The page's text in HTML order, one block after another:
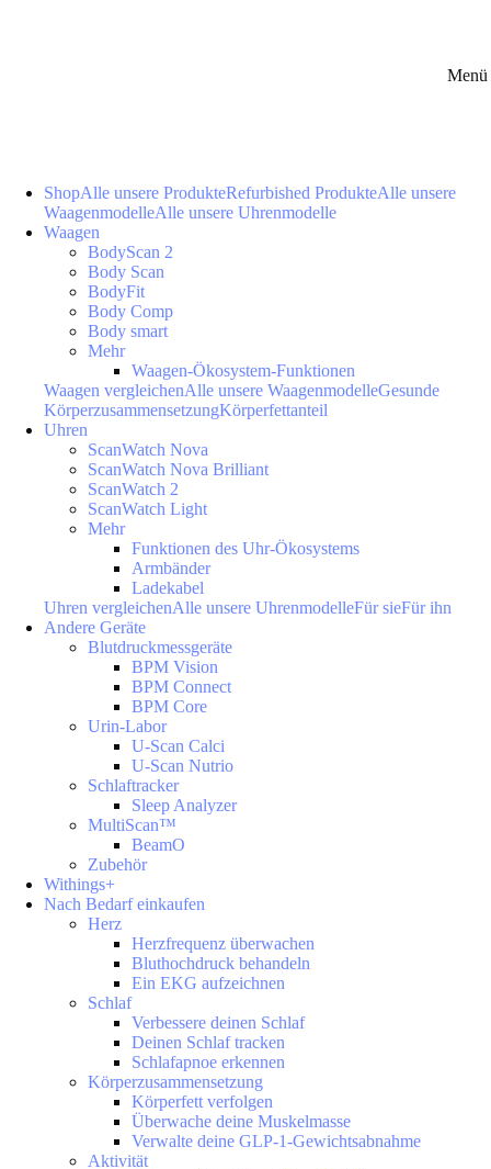
Menü
ShopAlle unsere ProdukteRefurbished ProdukteAlle unsere
WaagenmodelleAlle unsere Uhrenmodelle
Waagen
BodyScan 2
Body Scan
BodyFit
Body Comp
Body smart
Mehr
Waagen-Ökosystem-Funktionen
Waagen vergleichenAlle unsere WaagenmodelleGesunde
KörperzusammensetzungKörperfettanteil
Uhren
ScanWatch Nova
ScanWatch Nova Brilliant
ScanWatch 2
ScanWatch Light
Mehr
Funktionen des Uhr-Ökosystems
Armbänder
Ladekabel
Uhren vergleichenAlle unsere UhrenmodelleFür sieFür ihn
Andere Geräte
Blutdruckmessgeräte
BPM Vision
BPM Connect
BPM Core
Urin-Labor
U-Scan Calci
U-Scan Nutrio
Schlaftracker
Sleep Analyzer
MultiScan™
BeamO
Zubehör
Withings+
Nach Bedarf einkaufen
Herz
Herzfrequenz überwachen
Bluthochdruck behandeln
Ein EKG aufzeichnen
Schlaf
Verbessere deinen Schlaf
Deinen Schlaf tracken
Schlafapnoe erkennen
Körperzusammensetzung
Körperfett verfolgen
Überwache deine Muskelmasse
Verwalte deine GLP-1-Gewichtsabnahme
Aktivität